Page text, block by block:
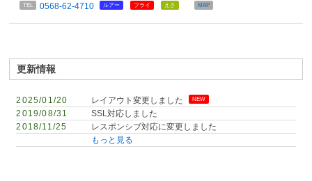
TEL 0568-62-4710 ルアー フライ えさ MAP
更新情報
2025/01/20 レイアウト変更しました NEW
2019/08/31
SSL対応しました
2018/11/25
レスポンシブ対応に変更しました
もっと見る